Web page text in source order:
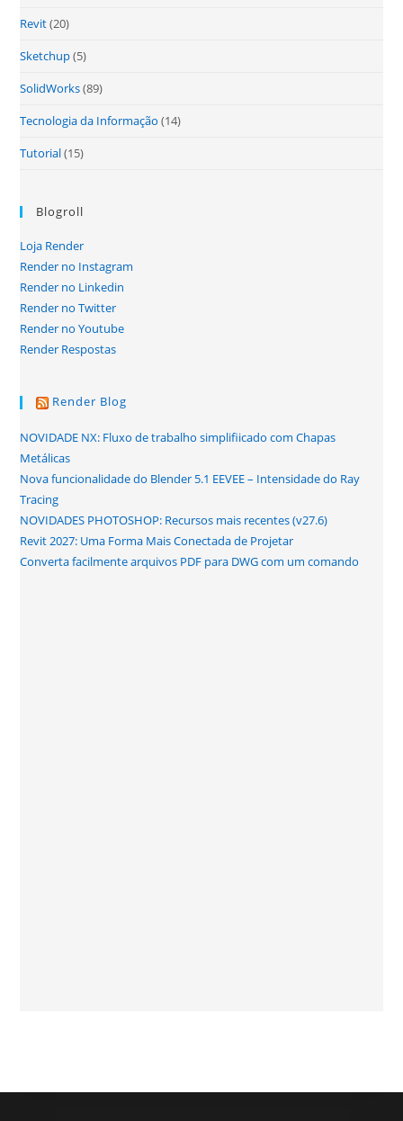
Revit(20)
Sketchup(5)
SolidWorks(89)
Tecnologia da Informação (14)
Tutorial(15)
Blogroll
Loja Render
Render no Instagram
Render no Linkedin
Render no Twitter
Render no Youtube
Render Respostas
Render Blog
NOVIDADE NX: Fluxo de trabalho simplifiicado com Chapas
Metálicas
Nova funcionalidade do Blender 5.1 EEVEE – Intensidade do Ray
Tracing
NOVIDADES PHOTOSHOP: Recursos mais recentes (v27.6)
Revit 2027: Uma Forma Mais Conectada de Projetar
Converta facilmente arquivos PDF para DWG com um comando